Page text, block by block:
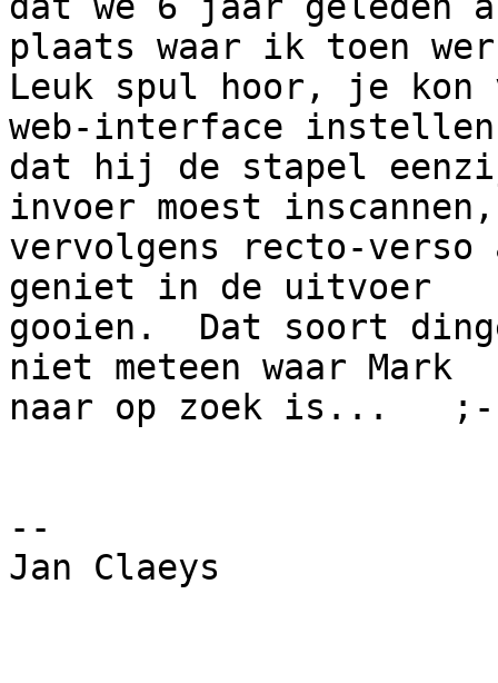
plaats waar ik toen
Leuk spul hoor, je kon
web-interface instellen
dat hij de stapel
invoer moest inscannen,
vervolgens recto-verso
geniet in de uitvoer
gooien.  Dat soort
niet meteen waar Mark
naar op zoek is...
--
Jan Claeys